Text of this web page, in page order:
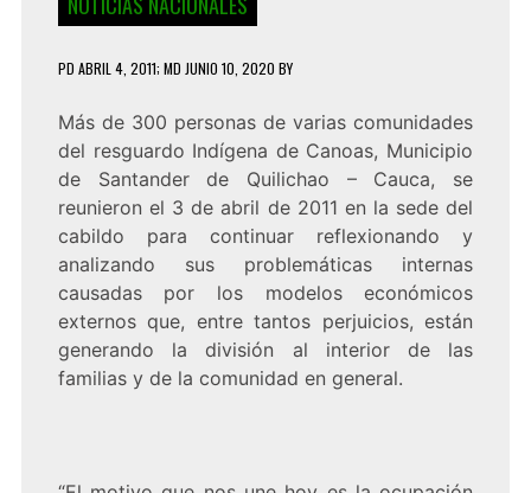
PD ABRIL 4, 2011; MD JUNIO 10, 2020 BY
Más de 300 personas de varias comunidades
del resguardo Indígena de Canoas, Municipio
de Santander de Quilichao – Cauca, se
reunieron el 3 de abril de 2011 en la sede del
cabildo para continuar reflexionando y
analizando sus problemáticas internas
causadas por los modelos económicos
externos que, entre tantos perjuicios, están
generando la división al interior de las
familias y de la comunidad en general.